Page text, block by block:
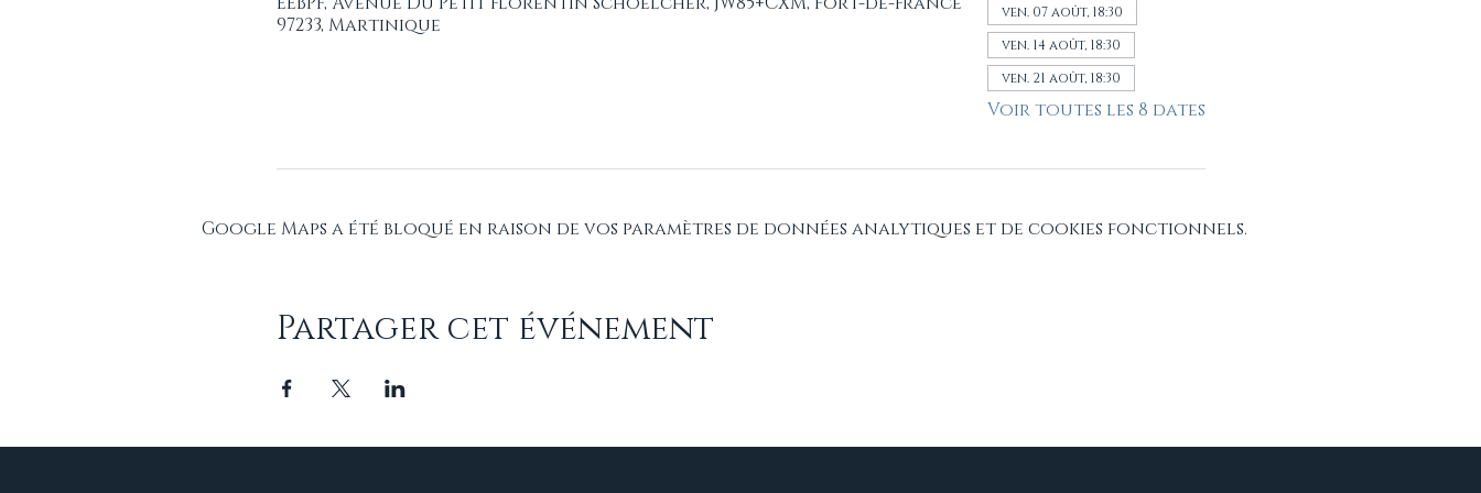
97233, Martinique
ven. 07 août, 18:30
ven. 14 août, 18:30
ven. 21 août, 18:30
Voir toutes les 8 dates
Google Maps a été bloqué en raison de vos paramètres de données analytiques et de cookies fonctionnels.
Partager cet événement